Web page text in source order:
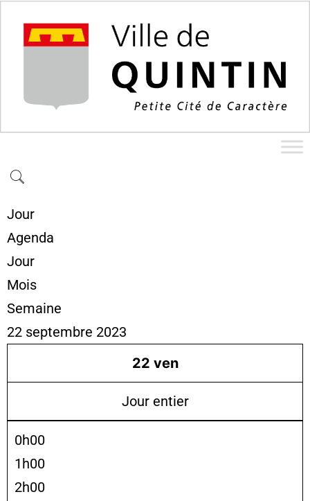
Jour
Agenda
Jour
Mois
Semaine
22 septembre 2023
22 ven
Jour entier
0h00
1h00
2h00